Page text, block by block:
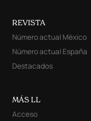
REVISTA
Número actual México
Número actual España
Destacados
MÁS LL
Acceso